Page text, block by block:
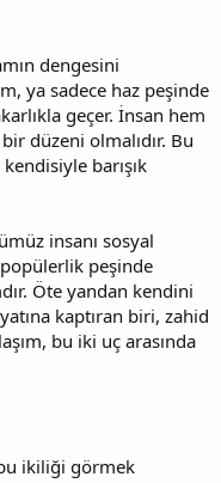
dengesini
ya sadece haz peşinde
geçer. İnsan hem
düzeni olmalıdır. Bu
barışık
insanı sosyal
peşinde
Öte yandan kendini
kaptıran biri, zahid
bu iki uç arasında
ikiliği görmek